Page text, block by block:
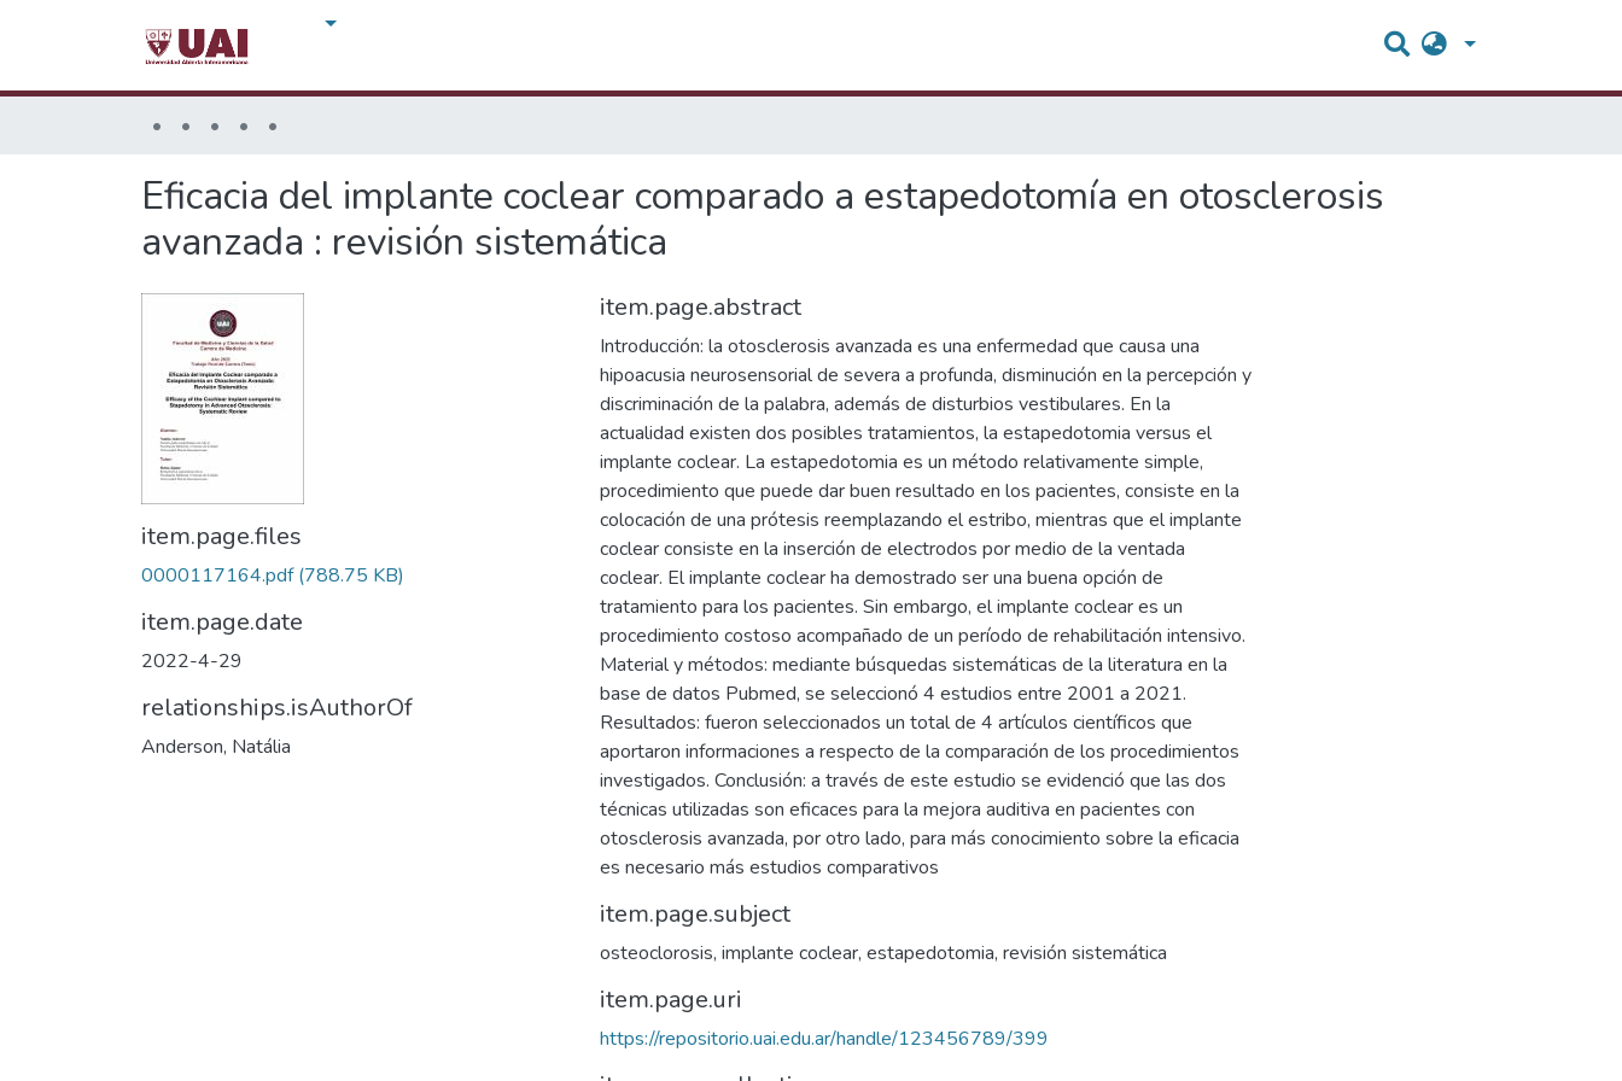
Eficacia del implante coclear comparado a estapedotomía en otosclerosis
avanzada : revisión sistemática
item.page.files
0000117164.pdf (788.75 KB)
item.page.date
2022-4-29
relationships.isAuthorOf
Anderson, Natália
item.page.abstract
Introducción: la otosclerosis avanzada es una enfermedad que causa una
hipoacusia neurosensorial de severa a profunda, disminución en la percepción y
discriminación de la palabra, además de disturbios vestibulares. En la
actualidad existen dos posibles tratamientos, la estapedotomia versus el
implante coclear. La estapedotomia es un método relativamente simple,
procedimiento que puede dar buen resultado en los pacientes, consiste en la
colocación de una prótesis reemplazando el estribo, mientras que el implante
coclear consiste en la inserción de electrodos por medio de la ventada
coclear. El implante coclear ha demostrado ser una buena opción de
tratamiento para los pacientes. Sin embargo, el implante coclear es un
procedimiento costoso acompañado de un período de rehabilitación intensivo.
Material y métodos: mediante búsquedas sistemáticas de la literatura en la
base de datos Pubmed, se seleccionó 4 estudios entre 2001 a 2021.
Resultados: fueron seleccionados un total de 4 artículos científicos que
aportaron informaciones a respecto de la comparación de los procedimientos
investigados. Conclusión: a través de este estudio se evidenció que las dos
técnicas utilizadas son eficaces para la mejora auditiva en pacientes con
otosclerosis avanzada, por otro lado, para más conocimiento sobre la eficacia
es necesario más estudios comparativos
item.page.subject
osteoclorosis, implante coclear, estapedotomia, revisión sistemática
item.page.uri
https://repositorio.uai.edu.ar/handle/123456789/399